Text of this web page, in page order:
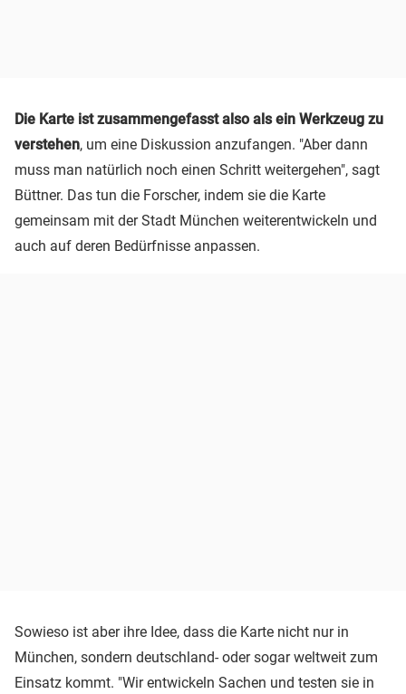
Die Karte ist zusammengefasst also als ein Werkzeug zu
verstehen, um eine Diskussion anzufangen. "Aber dann
muss man natürlich noch einen Schritt weitergehen", sagt
Büttner. Das tun die Forscher, indem sie die Karte
gemeinsam mit der Stadt München weiterentwickeln und
auch auf deren Bedürfnisse anpassen.
Sowieso ist aber ihre Idee, dass die Karte nicht nur in
München, sondern deutschland- oder sogar weltweit zum
Einsatz kommt. "Wir entwickeln Sachen und testen sie in